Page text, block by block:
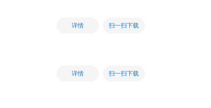
详情 扫一扫下载
详情 扫一扫下载